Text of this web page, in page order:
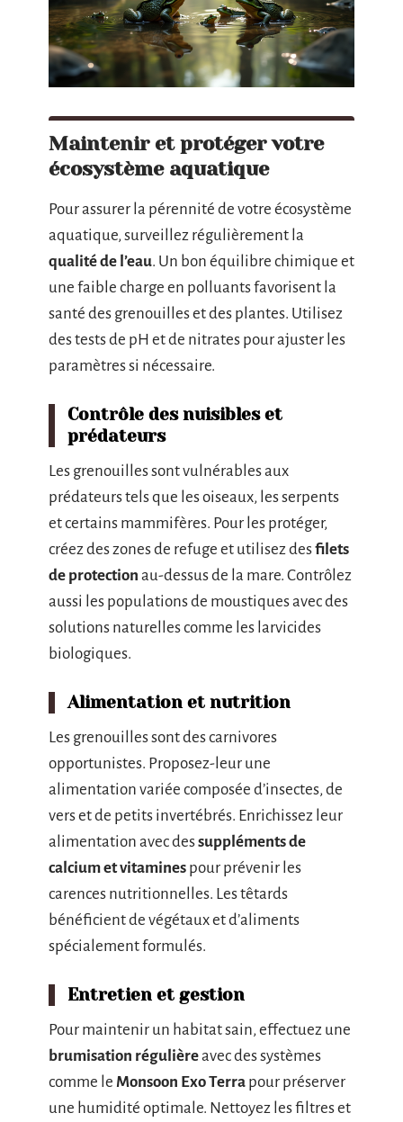
Maintenir et protéger votre
écosystème aquatique
Pour assurer la pérennité de votre écosystème
aquatique, surveillez régulièrement la
qualité de l’eau. Un bon équilibre chimique et
une faible charge en polluants favorisent la
santé des grenouilles et des plantes. Utilisez
des tests de pH et de nitrates pour ajuster les
paramètres si nécessaire.
Contrôle des nuisibles et
prédateurs
Les grenouilles sont vulnérables aux
prédateurs tels que les oiseaux, les serpents
et certains mammifères. Pour les protéger,
créez des zones de refuge et utilisez desfilets
de protection au-dessus de la mare. Contrôlez
aussi les populations de moustiques avec des
solutions naturelles comme les larvicides
biologiques.
Alimentation et nutrition
Les grenouilles sont des carnivores
opportunistes. Proposez-leur une
alimentation variée composée d’insectes, de
vers et de petits invertébrés. Enrichissez leur
alimentation avec dessuppléments de
calcium et vitamines pour prévenir les
carences nutritionnelles. Les têtards
bénéficient de végétaux et d’aliments
spécialement formulés.
Entretien et gestion
Pour maintenir un habitat sain, effectuez une
brumisation régulièreavec des systèmes
comme le Monsoon Exo Terra pour préserver
une humidité optimale. Nettoyez les filtres et